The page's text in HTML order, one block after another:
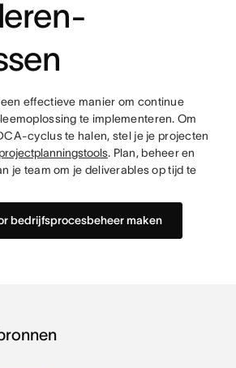
effectieve manier om continue
te implementeren. Om
cyclus te halen, stel je je projecten
projectplanningstools. Plan, beheer en
je team om je deliverables op tijd te
bedrijfsprocesbeheer maken